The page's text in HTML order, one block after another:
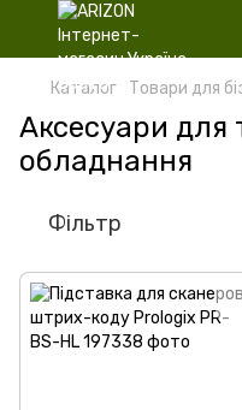
Каталог Товари для
Аксесуари для
обладнання
Фільтр